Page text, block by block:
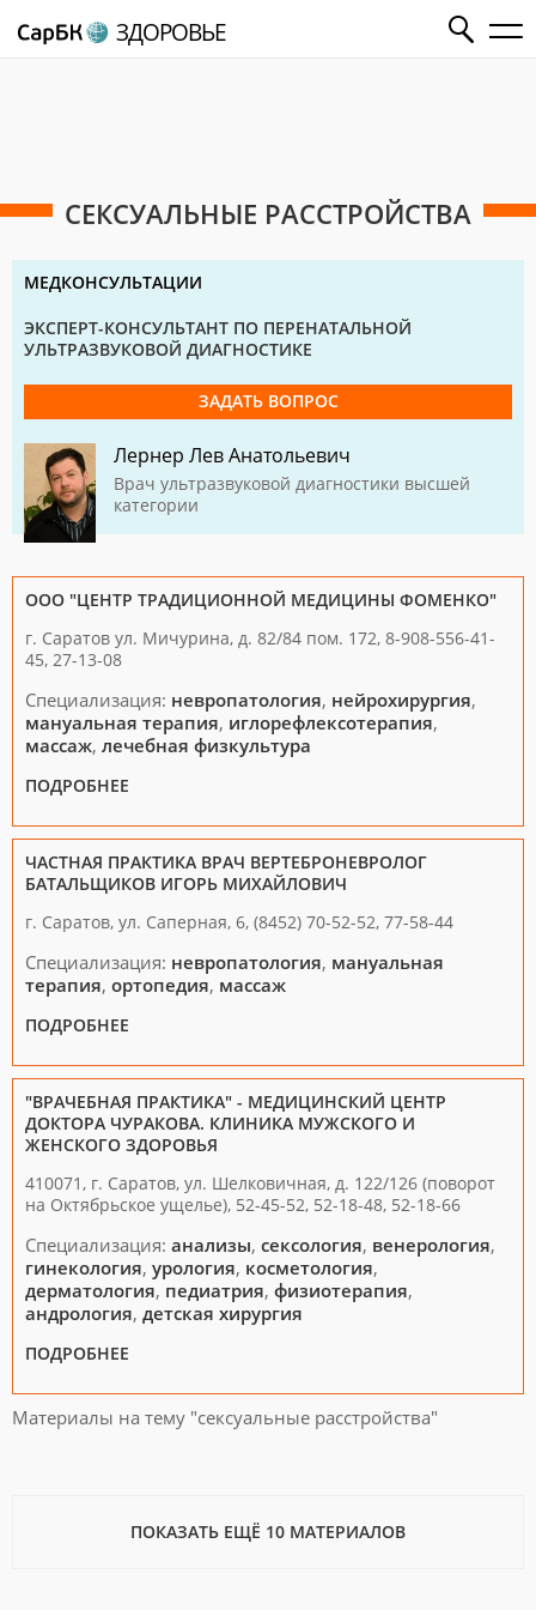
ЗДОРОВЬЕ
СЕКСУАЛЬНЫЕ РАССТРОЙСТВА
МЕДКОНСУЛЬТАЦИИ
ЭКСПЕРТ-КОНСУЛЬТАНТ ПО ПЕРЕНАТАЛЬНОЙ
УЛЬТРАЗВУКОВОЙ ДИАГНОСТИКЕ
ЗАДАТЬ ВОПРОС
Лернер Лев Анатольевич
Врач ультразвуковой диагностики высшей
категории
ООО "ЦЕНТР ТРАДИЦИОННОЙ МЕДИЦИНЫ ФОМЕНКО"
г. Саратов ул. Мичурина, д. 82/84 пом. 172, 8-908-556-41-
45, 27-13-08
Специализация: невропатология, нейрохирургия,
мануальная терапия, иглорефлексотерапия,
массаж, лечебная физкультура
ПОДРОБНЕЕ
ЧАСТНАЯ ПРАКТИКА ВРАЧ ВЕРТЕБРОНЕВРОЛОГ
БАТАЛЬЩИКОВ ИГОРЬ МИХАЙЛОВИЧ
г. Саратов, ул. Саперная, 6, (8452) 70-52-52, 77-58-44
Специализация: невропатология, мануальная
терапия, ортопедия, массаж
ПОДРОБНЕЕ
"ВРАЧЕБНАЯ ПРАКТИКА" - МЕДИЦИНСКИЙ ЦЕНТР
ДОКТОРА ЧУРАКОВА. КЛИНИКА МУЖСКОГО И
ЖЕНСКОГО ЗДОРОВЬЯ
410071, г. Саратов, ул. Шелковичная, д. 122/126 (поворот
на Октябрьское ущелье), 52-45-52, 52-18-48, 52-18-66
Специализация: анализы, сексология, венерология,
гинекология, урология, косметология,
дерматология, педиатрия, физиотерапия,
андрология, детская хирургия
ПОДРОБНЕЕ
Материалы на тему "сексуальные расстройства"
ПОКАЗАТЬ ЕЩЁ 10 МАТЕРИАЛОВ